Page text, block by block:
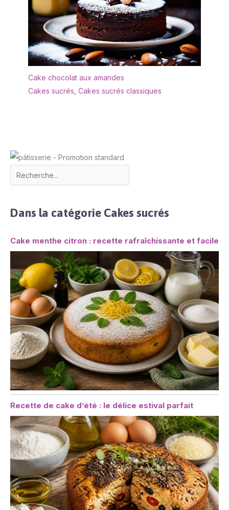
Cake chocolat aux amandes
Cakes sucrés Cakes sucrés classiques
Dans la catégorie Cakes sucrés
Cake menthe citron : recette rafraîchissante et facile
Recette de cake d’été : le délice estival parfait